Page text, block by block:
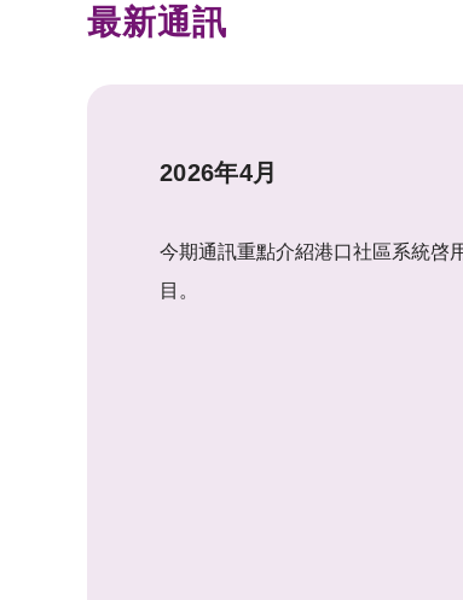
最新通訊
2026年4月
今期通訊重點介紹港口社區系統啓
目。